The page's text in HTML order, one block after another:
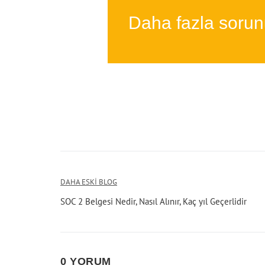
Daha fazla
Yazı
gezinmesi
DAHA ESKI BLOG
SOC 2 Belgesi Nedir, Nasıl Alınır, Kaç yıl Geçerlidir
0 YORUM